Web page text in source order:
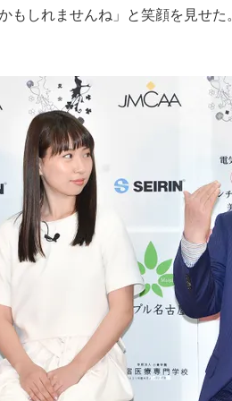
もしれませんね」と笑顔を見せた